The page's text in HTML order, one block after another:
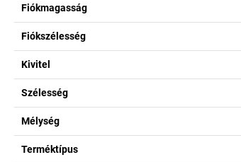
Fiókmagasság
Fiókszélesség
Kivitel
Szélesség
Mélység
Terméktípus